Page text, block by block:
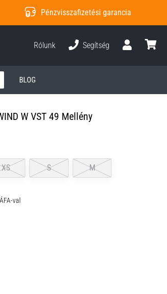
Pénzvisszafizetési garancia
Rólunk
Segítség
BLOG
W VST 49 Mellény
XS
S M
ÁFA-val